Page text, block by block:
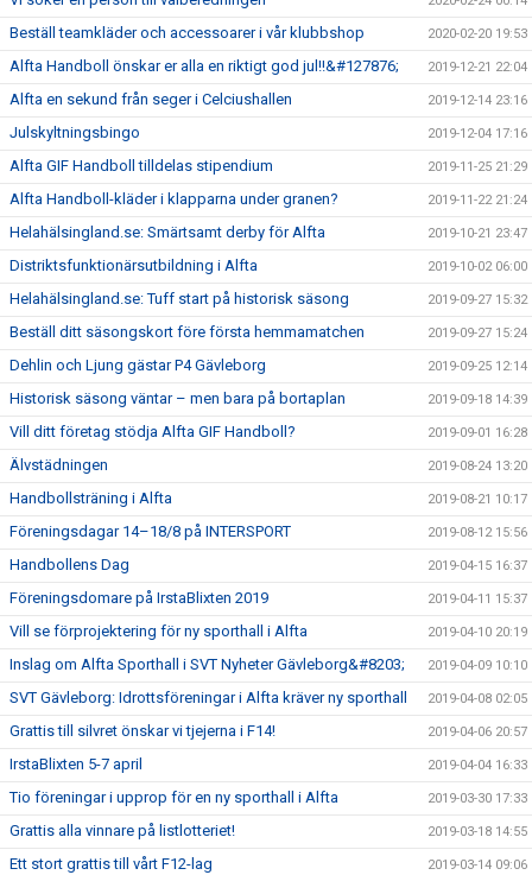
Beställ teamkläder och accessoarer i vår klubbshop 2020-02-20 19:53
Alfta Handboll önskar er alla en riktigt god jul!!&#127876; 2019-12-21 22:04
Alfta en sekund från seger i Celciushallen 2019-12-14 23:16
Julskyltningsbingo 2019-12-04 17:16
Alfta GIF Handboll tilldelas stipendium 2019-11-25 21:29
Alfta Handboll-kläder i klapparna under granen? 2019-11-22 21:24
Helahälsingland.se: Smärtsamt derby för Alfta 2019-10-21 23:47
Distriktsfunktionärsutbildning i Alfta 2019-10-02 06:00
Helahälsingland.se: Tuff start på historisk säsong 2019-09-27 15:32
Beställ ditt säsongskort före första hemmamatchen 2019-09-27 15:24
Dehlin och Ljung gästar P4 Gävleborg 2019-09-25 12:14
Historisk säsong väntar – men bara på bortaplan 2019-09-18 14:39
Vill ditt företag stödja Alfta GIF Handboll? 2019-09-01 16:28
Älvstädningen 2019-08-24 13:20
Handbollsträning i Alfta 2019-08-21 10:17
Föreningsdagar 14–18/8 på INTERSPORT 2019-08-12 15:56
Handbollens Dag 2019-04-15 16:37
Föreningsdomare på IrstaBlixten 2019 2019-04-11 15:37
Vill se förprojektering för ny sporthall i Alfta 2019-04-10 20:19
Inslag om Alfta Sporthall i SVT Nyheter Gävleborg&#8203; 2019-04-09 10:10
SVT Gävleborg: Idrottsföreningar i Alfta kräver ny sporthall 2019-04-08 02:05
Grattis till silvret önskar vi tjejerna i F14! 2019-04-06 20:57
IrstaBlixten 5-7 april 2019-04-04 16:33
Tio föreningar i upprop för en ny sporthall i Alfta 2019-03-30 17:33
Grattis alla vinnare på listlotteriet! 2019-03-18 14:55
Ett stort grattis till vårt F12-lag 2019-03-14 09:06